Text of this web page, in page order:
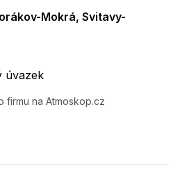
Mokrá, Svitavy-
úvazek
firmu na Atmoskop.cz